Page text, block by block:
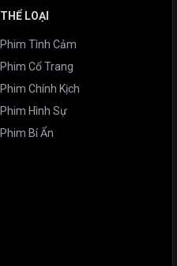
THỂ LOẠI
Phim Tình Cảm
Phim Cổ Trang
Phim Chính Kịch
Phim Hình Sự
Phim Bí Ẩn